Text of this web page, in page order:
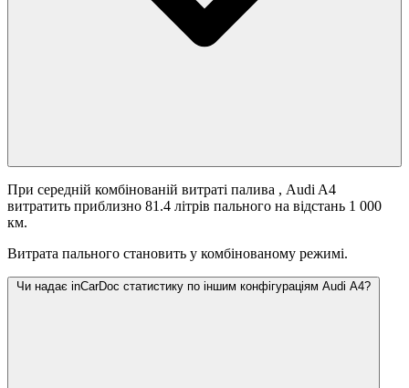
При середній комбінованій витраті палива , Audi A4
витратить приблизно 81.4 літрів пального на відстань 1 000
км.
Витрата пального становить у комбінованому режимі.
Чи надає inCarDoc статистику по іншим конфігураціям Audi A4?